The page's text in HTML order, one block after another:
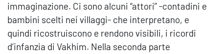
immaginazione. Ci sono alcuni “attori” -contadini e
bambini scelti nei villaggi- che interpretano, e
quindi ricostruiscono e rendono visibili, i ricordi
d’infanzia di Vakhim. Nella seconda parte